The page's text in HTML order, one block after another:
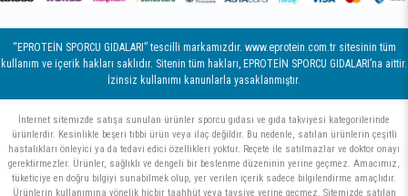
“EPROTEİN SPORCU GIDALARI” tescilli markamızdır. www.eprotein.com.tr sitesinin tüm
kullanım ve içerik hakları saklıdır. Sitenin tüm hakları, EPROTEİN SPORCU GIDALARI’na aittir.
İzinsiz kullanımı kanunlarla yasaklanmıştır.
İnternet sitemizde satışa sunulan ürünler sporcu gıdası ve gıda takviyesi kategorilerinde
ürünlerdir. Kesinlikle beşeri tıbbi ürün veya ilaç değildir. Bu nedenle, satılan ürünlerin çeşitli
hastalıkları önleyici ya da tedavi edici özellikleri yoktur. Reçete ile satılmazlar ve doktor onayı
gerektirmezler. Ürünler, sağlıklı ve dengeli bir beslenme düzeninin yerine geçmez. Amacımız,
tüketiciye en doğru bilgiyi sunabilmek olup, yer verilen içerik sadece bilgilendirme amaçlıdır.
Ürünlerin kullanımına yönelik hiçbir taahhüt veya tavsiye yerine geçmez. Sitemizde satılan